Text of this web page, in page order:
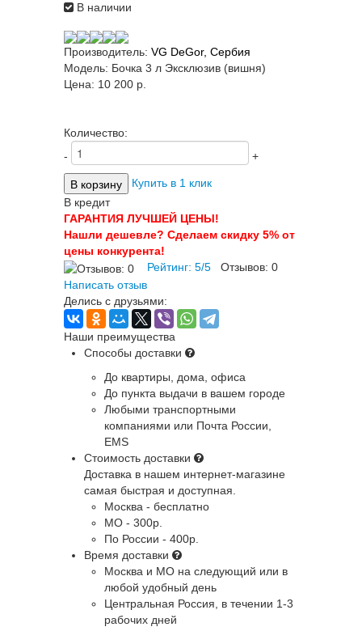
В наличии
Производитель: VG DeGor, Сербия
Модель: Бочка 3 л Эксклюзив (вишня)
Цена: 10 200 p.
Количество:
-
+
Купить в 1 клик
В кредит
ГАРАНТИЯ ЛУЧШЕЙ ЦЕНЫ!
Нашли дешевле? Сделаем скидку 5% от
цены конкурента!
Рейтинг: 5/5 Отзывов: 0
Написать отзыв
Делись с друзьями:
Наши преимущества
Способы доставки
До квартиры, дома, офиса
До пункта выдачи в вашем городе
Любыми транспортными
компаниями или Почта России,
EMS
Стоимость доставки
Доставка в нашем интернет-магазине
самая быстрая и доступная.
Москва - бесплатно
МО - 300р.
По России - 400р.
Время доставки
Москва и МО на следующий или в
любой удобный день
Центральная Россия , в течении 1-3
рабочих дней